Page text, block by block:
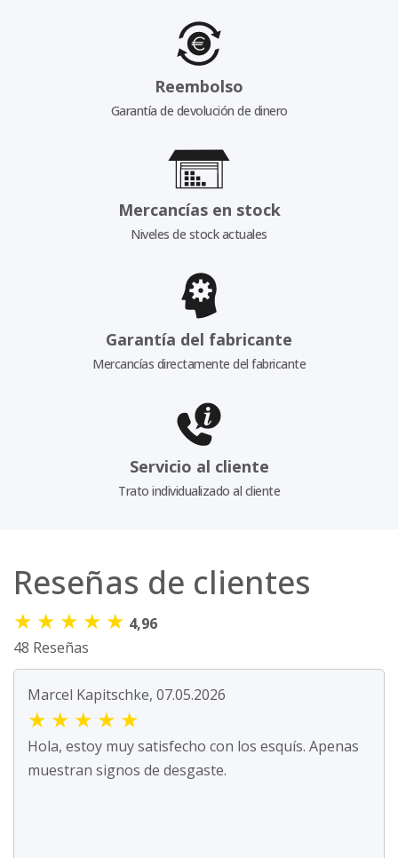
Reembolso
Garantía de devolución de dinero
Mercancías en stock
Niveles de stock actuales
Garantía del fabricante
Mercancías directamente del fabricante
Servicio al cliente
Trato individualizado al cliente
Reseñas de clientes
★ ★ ★ ★ ★ 4,96
48 Reseñas
Marcel Kapitschke, 07.05.2026
★ ★ ★ ★ ★
Hola, estoy muy satisfecho con los esquís. Apenas
muestran signos de desgaste.